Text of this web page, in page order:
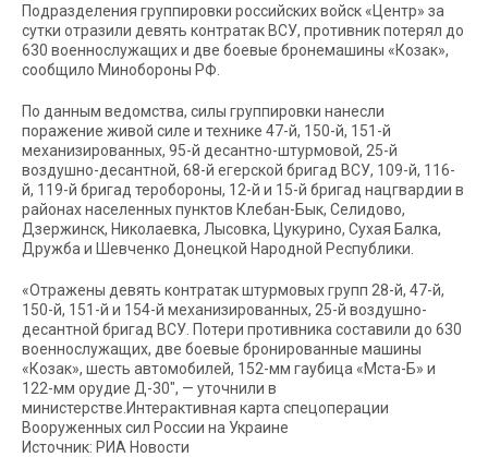
Подразделения группировки российских войск «Центр» за
сутки отразили девять контратак ВСУ, противник потерял до
630 военнослужащих и две боевые бронемашины «Козак»,
сообщило Минобороны РФ.
По данным ведомства, силы группировки нанесли
поражение живой силе и технике 47-й, 150-й, 151-й
механизированных, 95-й десантно-штурмовой, 25-й
воздушно-десантной, 68-й егерской бригад ВСУ, 109-й, 116-
й, 119-й бригад теробороны, 12-й и 15-й бригад нацгвардии в
районах населенных пунктов Клебан-Бык, Селидово,
Дзержинск, Николаевка, Лысовка, Цукурино, Сухая Балка,
Дружба и Шевченко Донецкой Народной Республики.
«Отражены девять контратак штурмовых групп 28-й, 47-й,
150-й, 151-й и 154-й механизированных, 25-й воздушно-
десантной бригад ВСУ. Потери противника составили до 630
военнослужащих, две боевые бронированные машины
«Козак», шесть автомобилей, 152-мм гаубица «Мста-Б» и
122-мм орудие Д-30″, — уточнили в
министерстве.Интерактивная карта спецоперации
Вооруженных сил России на Украине
Источник: РИА Новости